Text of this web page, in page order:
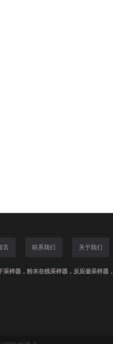
言 联系我们 关于我们
采样器，粉末在线采样器，反应釜采样器，